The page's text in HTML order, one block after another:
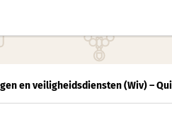
en veiligheidsdiensten (Wiv) –